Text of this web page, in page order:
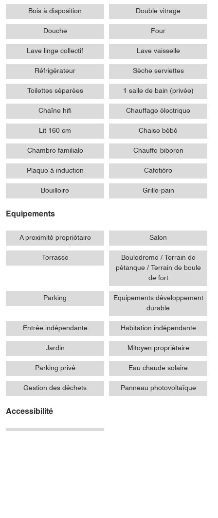
Bois à disposition Double vitrage
Douche Four
Lave linge collectif Lave vaisselle
Réfrigérateur Sèche serviettes
Toilettes séparées 1 salle de bain (privée)
Chaîne hifi Chauffage électrique
Lit 160 cm Chaise bébé
Chambre familiale Chauffe-biberon
Plaque à induction Cafetière
Bouilloire Grille-pain
Equipements
A proximité propriétaire Salon
Terrasse
Boulodrome / Terrain de
pétanque / Terrain de boule
de fort
Parking
Equipements développement
durable
Entrée indépendante Habitation indépendante
Jardin Mitoyen propriétaire
Parking privé Eau chaude solaire
Gestion des déchets Panneau photovoltaïque
Accessibilité